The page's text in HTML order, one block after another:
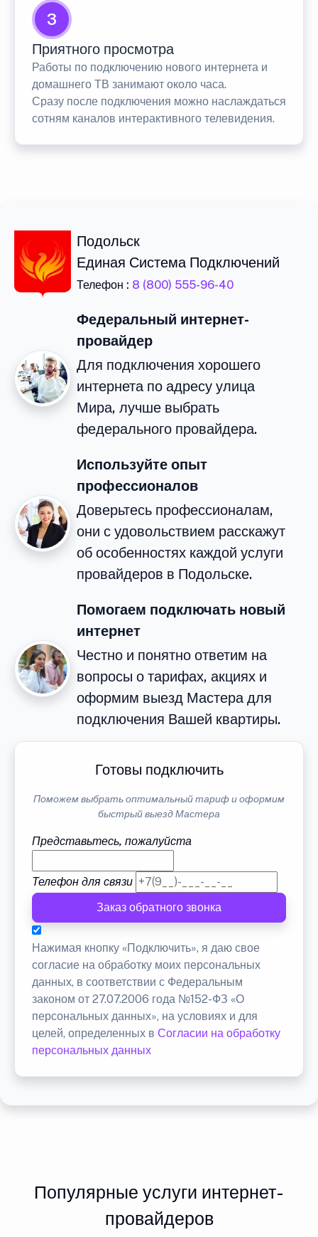
3
Приятного просмотра
Работы по подключению нового интернета и
домашнего ТВ занимают около часа.
Сразу после подключения можно наслаждаться
сотням каналов интерактивного телевидения.
Подольск
Единая Система Подключений
Телефон : 8 (800) 555-96-40
Федеральный интернет-
провайдер
Для подключения хорошего
интернета по адресу улица
Мира, лучше выбрать
федерального провайдера.
Используйте опыт
профессионалов
Доверьтесь профессионалам,
они с удовольствием расскажут
об особенностях каждой услуги
провайдеров в Подольске.
Помогаем подключать новый
интернет
Честно и понятно ответим на
вопросы о тарифах, акциях и
оформим выезд Мастера для
подключения Вашей квартиры.
Готовы подключить
Поможем выбрать оптимальный тариф и оформим
быстрый выезд Мастера
Представьтесь, пожалуйста
Телефон для связи
Заказ обратного звонка
Нажимая кнопку «Подключить», я даю свое
согласие на обработку моих персональных
данных, в соответствии с Федеральным
законом от 27.07.2006 года №152-ФЗ «О
персональных данных», на условиях и для
целей, определенных в Согласии на обработку
персональных данных
Популярные услуги интернет-
провайдеров